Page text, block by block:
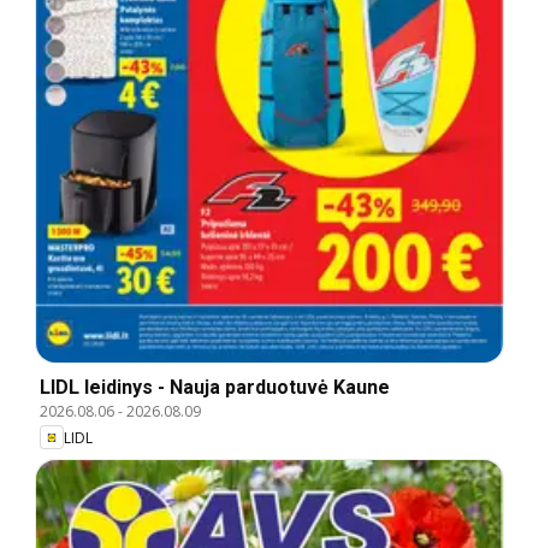
LIDL leidinys - Nauja parduotuvė Kaune
2026.08.06-2026.08.09
LIDL